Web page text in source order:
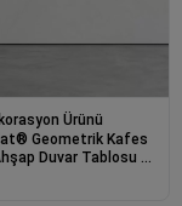
Ürünü
Geometrik Kafes
Duvar Tablosu -